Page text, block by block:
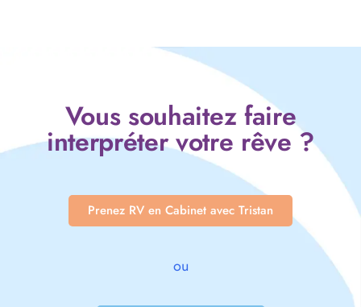
Vous souhaitez faire
interpréter votre rêve ?
Prenez RV en Cabinet avec Tristan
ou